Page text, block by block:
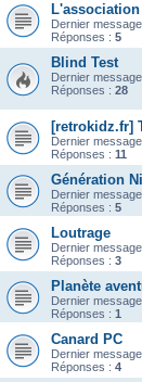
Dernier
Réponses : 5
Blind Test
Dernier
Réponses : 28
[retrokidz.fr]
Dernier
Réponses : 11
Génération
Dernier
Réponses : 5
Loutrage
Dernier
Réponses : 3
Planète
Dernier
Réponses : 1
Canard PC
Dernier
Réponses : 4